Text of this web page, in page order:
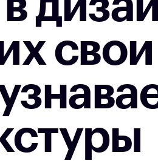
свои